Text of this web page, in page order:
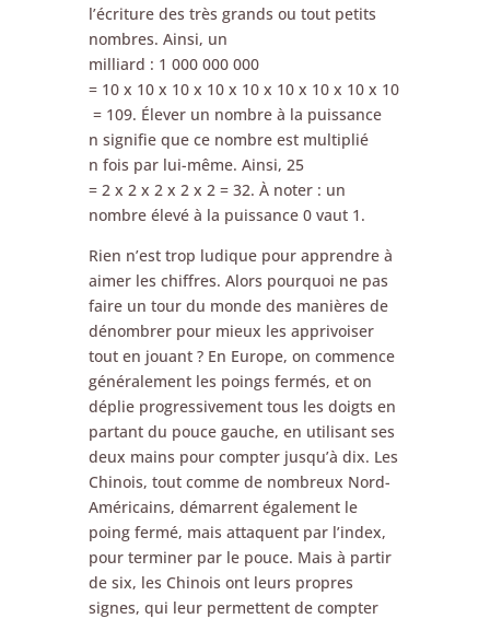
l’écriture des très grands ou tout petits
nombres. Ainsi, un
milliard : 1 000 000 000
= 10 x 10 x 10 x 10 x 10 x 10 x 10 x 10 x 10
= 109. Élever un nombre à la puissance
n signifie que ce nombre est multiplié
n fois par lui-même. Ainsi, 25
= 2 x 2 x 2 x 2 x 2 = 32. À noter : un
nombre élevé à la puissance 0 vaut 1.
Rien n’est trop ludique pour apprendre à
aimer les chiffres. Alors pourquoi ne pas
faire un tour du monde des manières de
dénombrer pour mieux les apprivoiser
tout en jouant ? En Europe, on commence
généralement les poings fermés, et on
déplie progressivement tous les doigts en
partant du pouce gauche, en utilisant ses
deux mains pour compter jusqu’à dix. Les
Chinois, tout comme de nombreux Nord-
Américains, démarrent également le
poing fermé, mais attaquent par l’index,
pour terminer par le pouce. Mais à partir
de six, les Chinois ont leurs propres
signes, qui leur permettent de compter